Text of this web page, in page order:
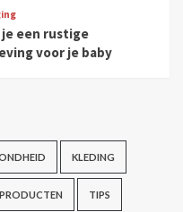
je een rustige
voor je baby
KLEDING
PRODUCTEN TIPS